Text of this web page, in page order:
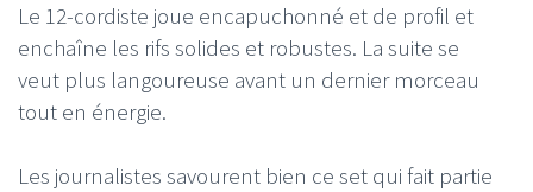
Le 12-cordiste joue encapuchonné et de profil et
enchaîne les rifs solides et robustes. La suite se
veut plus langoureuse avant un dernier morceau
tout en énergie.
Les journalistes savourent bien ce set qui fait partie